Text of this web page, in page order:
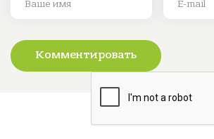
Комментировать